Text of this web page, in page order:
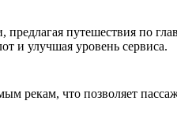
путешествия по
и улучшая уровень сервиса.
что позволяет